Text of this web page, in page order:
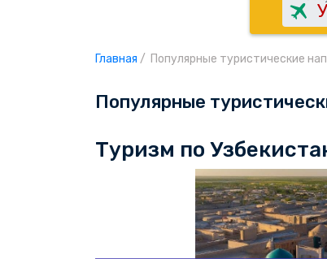
Главная / Популярные туристические
Популярные
Туризм по